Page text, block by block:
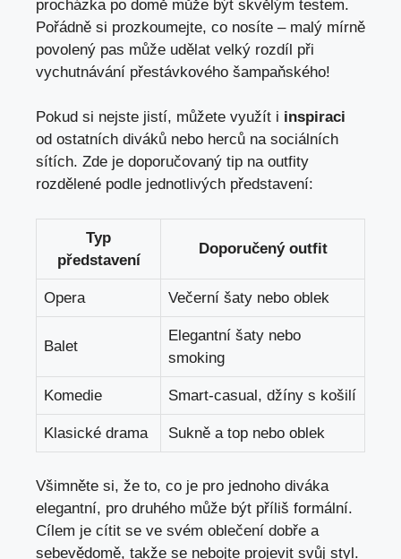
procházka po​ domě může být skvělým ​testem.⁣
Pořádně si prozkoumejte, co ⁣nosíte ⁢– malý mírně
povolený pas může udělat velký rozdíl při‍
vychutnávání přestávkového šampaňského!
Pokud si nejste jistí, můžete využít i inspiraci
od ostatních diváků ⁣nebo herců na sociálních
sítích. Zde ​je doporučovaný tip na outfity⁢
rozdělené podle jednotlivých představení:
Typ
představení
Doporučený outfit
Opera Večerní šaty nebo oblek
Balet
Elegantní​ šaty nebo
smoking
Komedie Smart-casual, džíny s košilí
Klasické drama Sukně ⁤a top⁤ nebo oblek
Všimněte ⁤si, že to, ‌co je pro ‍jednoho diváka⁤
elegantní, pro druhého může být příliš formální.
Cílem je cítit ‍se ve ⁢svém oblečení dobře a
‍sebevědomě, ⁣takže se nebojte projevit svůj styl.